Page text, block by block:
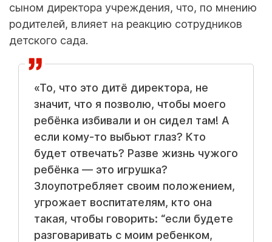
сыном директора учреждения, что, по мнению
родителей, влияет на реакцию сотрудников
детского сада.
«То, что это дитё директора, не
значит, что я позволю, чтобы моего
ребёнка избивали и он сидел там! А
если кому-то выбьют глаз? Кто
будет отвечать? Разве жизнь чужого
ребёнка — это игрушка?
Злоупотребляет своим положением,
угрожает воспитателям, кто она
такая, чтобы говорить: “если будете
разговаривать с моим ребенком,